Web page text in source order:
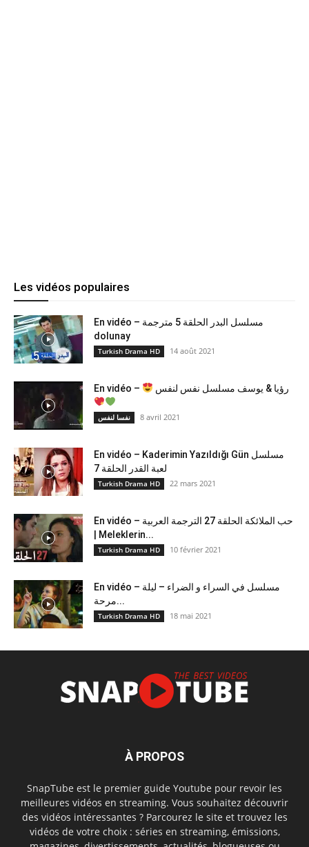
Les vidéos populaires
En vidéo – مسلسل البدر الحلقة 5 مترجمة
dolunay
Turkish Drama HD 14 août 2021
En vidéo – رؤيا & يوسف مسلسل نفس لنفس
نفسا لنفس 8 avril 2021
En vidéo – Kaderimin Yazıldığı Gün مسلسل
لعبة القدر الحلقة 7
Turkish Drama HD 22 mars 2021
En vidéo – حب الملائكة الحلقة 27 الترجمة العربية
| Meleklerin...
Turkish Drama HD 10 février 2021
En vidéo – مسلسل في السراء و الضراء – ليلة
مرحة...
Turkish Drama HD 18 mai 2021
À PROPOS
SnapTube est le premier guide Youtube pour revoir les
meilleures vidéos en streaming. Vous souhaitez découvrir
des vidéos intéressantes ? Parcourez le site et trouvez les
vidéos de votre choix : séries en streaming, émissions,